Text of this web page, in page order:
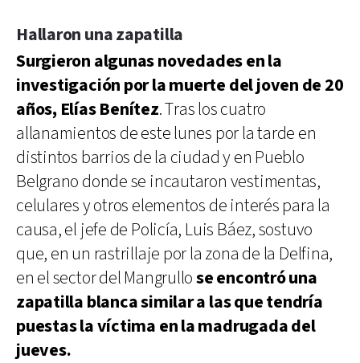
Hallaron una zapatilla
Surgieron algunas novedades en la
investigación por la muerte del joven de 20
años, Elías Benítez. Tras los cuatro
allanamientos de este lunes por la tarde en
distintos barrios de la ciudad y en Pueblo
Belgrano donde se incautaron vestimentas,
celulares y otros elementos de interés para la
causa, el jefe de Policía, Luis Báez, sostuvo
que, en un rastrillaje por la zona de la Delfina,
en el sector del Mangrullose encontró una
zapatilla blanca similar a las que tendría
puestas la víctima en la madrugada del
jueves.